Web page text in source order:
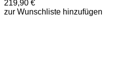
mehrere
Varianten
219,90 €
zur Wunschliste hinzufügen